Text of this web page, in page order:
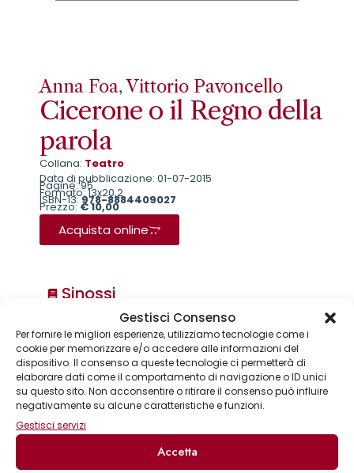
Gestisci Consenso
Per fornire le migliori esperienze, utilizziamo tecnologie come i
cookie per memorizzare e/o accedere alle informazioni del
dispositivo. Il consenso a queste tecnologie ci permetterà di
elaborare dati come il comportamento di navigazione o ID unici
su questo sito. Non acconsentire o ritirare il consenso può influire
negativamente su alcune caratteristiche e funzioni.
Gestisci servizi
Accetta
Anna Foa,Vittorio Pavoncello
Cicerone o il Regno della
parola
Collana: Teatro
Data di pubblicazione: 01-07-2015
Pagine: 95
Formato: 13x20,2
ISBN-13:978-8884409027
Prezzo:€ 10,00
Acquista online
Sinossi
Collane
Annuari & Guide
Astronomia & dintorni
Bear Grylls adventures
Biblioteca delle arti
Biblioteca gastronomica
Cinema e miti
Dialoghi